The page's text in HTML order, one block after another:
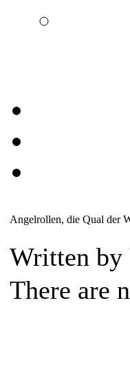
Angelrollen, die Qual der
Written
There are